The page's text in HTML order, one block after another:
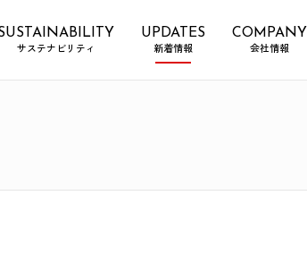
サステナビリティ
UPDATES
新着情報
COMPANY
会社情報